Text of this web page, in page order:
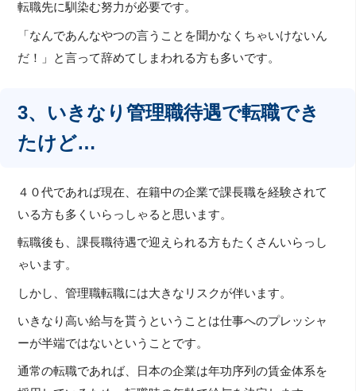
転職先に馴染む努力が必要です。
「なんであんなやつの言うことを聞かなくちゃいけないん
だ！」と言って辞めてしまわれる方も多いです。
3、いきなり管理職待遇で転職でき
たけど…
４０代であれば現在、在籍中の企業で課長職を経験されて
いる方も多くいらっしゃると思います。
転職後も、課長職待遇で迎えられる方もたくさんいらっし
ゃいます。
しかし、管理職転職には大きなリスクが伴います。
いきなり高い給与を貰うということは仕事へのプレッシャ
ーが半端ではないということです。
通常の転職であれば、日本の企業は年功序列の賃金体系を